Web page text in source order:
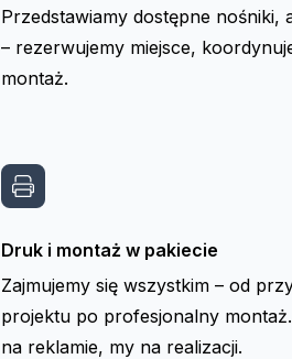
Przedstawiamy dostępne nośniki,
– rezerwujemy miejsce,
montaż.
Druk i montaż w pakiecie
Zajmujemy się wszystkim – od
projektu po profesjonalny
na reklamie, my na realizacji.